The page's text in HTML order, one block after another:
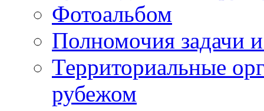
Фотоальбом
Полномочия задачи
Территориальные
рубежом